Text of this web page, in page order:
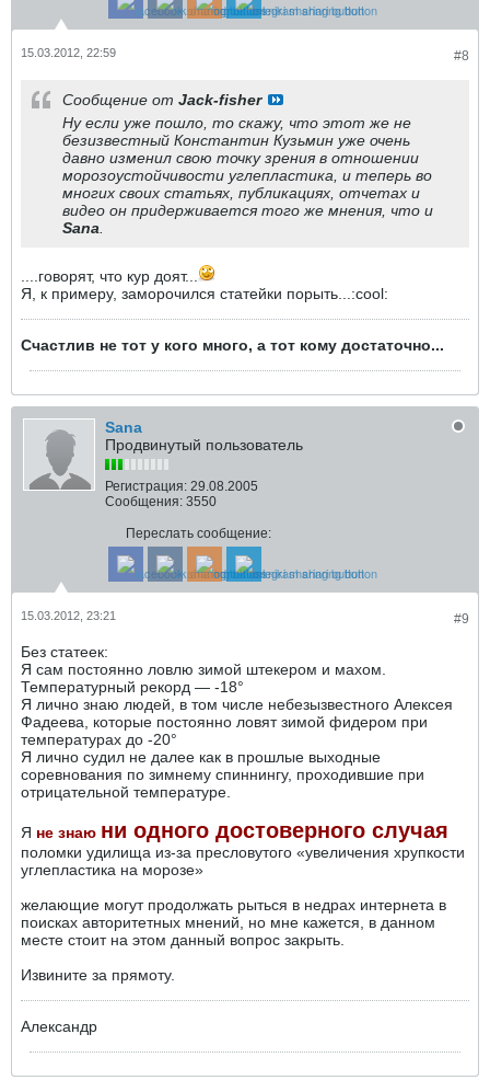
#8
15.03.2012, 22:59
Сообщение от Jack-fisher
Ну если уже пошло, то скажу, что этот же не
безизвестный Константин Кузьмин уже очень
давно изменил свою точку зрения в отношении
морозоустойчивости углепластика, и теперь во
многих своих статьях, публикациях, отчетах и
видео он придерживается того же мнения, что и
Sana
....говорят, что кур доят...
Я, к примеру, заморочился статейки порыть...:cool:
Счастлив не тот у кого много, а тот кому достаточно...
Sana
Продвинутый пользователь
Регистрация: 29.08.2005
Сообщения: 3550
Переслать сообщение:
#9
15.03.2012, 23:21
Без статеек:
Я сам постоянно ловлю зимой штекером и махом.
Температурный рекорд — -18°
Я лично знаю людей, в том числе небезызвестного Алексея
Фадеева, которые постоянно ловят зимой фидером при
температурах до -20°
Я лично судил не далее как в прошлые выходные
соревнования по зимнему спиннингу, проходившие при
отрицательной температуре.
Я не знаю ни одного достоверного случая
поломки удилища из-за пресловутого «увеличения хрупкости
углепластика на морозе»
желающие могут продолжать рыться в недрах интернета в
поисках авторитетных мнений, но мне кажется, в данном
месте стоит на этом данный вопрос закрыть.
Извините за прямоту.
Александр